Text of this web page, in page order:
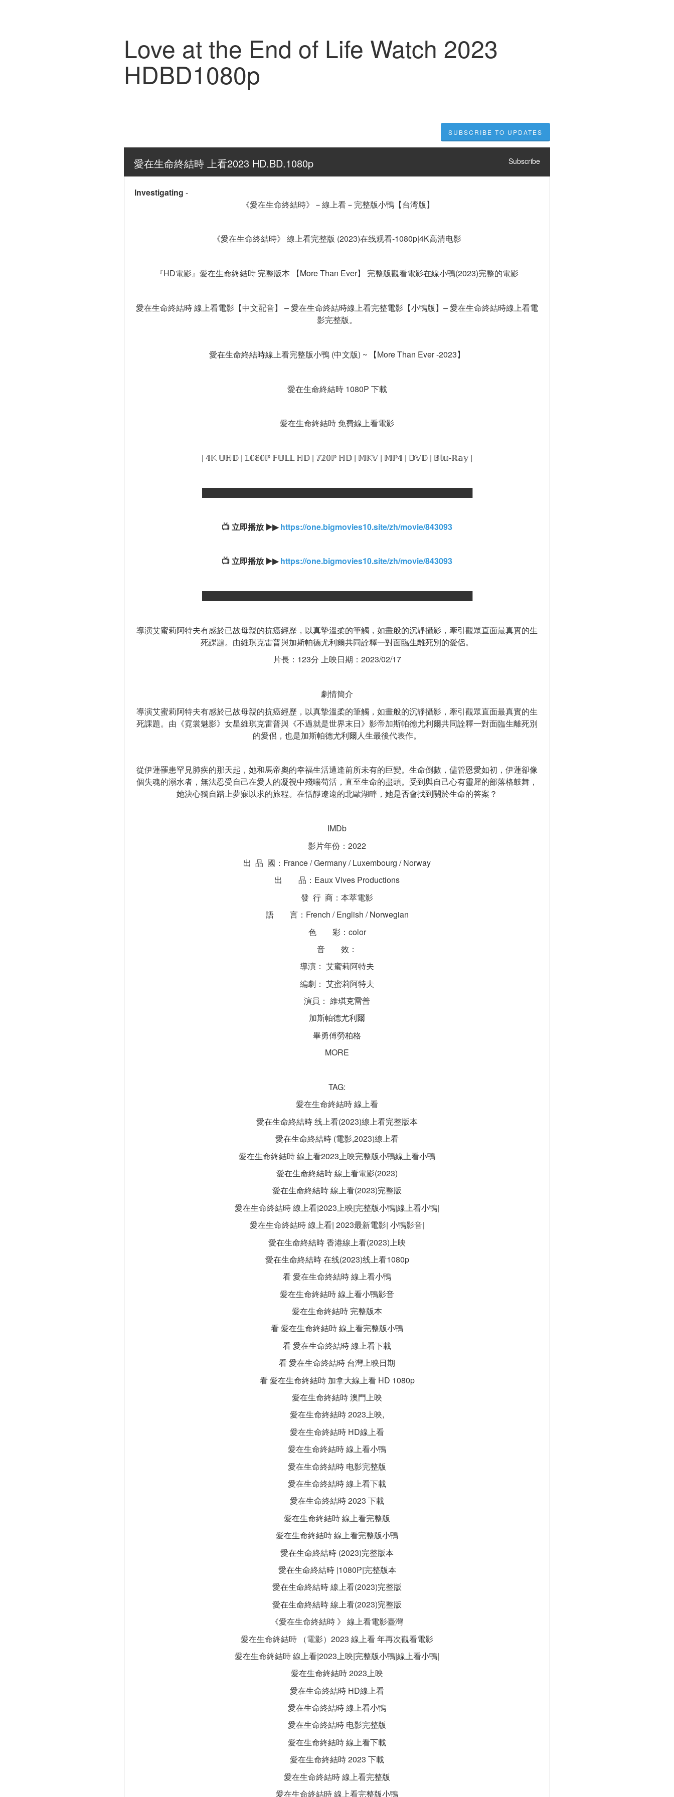
Love at the End of Life Watch 2023
HDBD1080p
SUBSCRIBE TO UPDATES
愛在生命終結時 上看2023 HD.BD.1080p Subscribe
Investigating -
《愛在生命終結時》－線上看－完整版小鴨【台湾版】
《愛在生命終結時》 線上看完整版 (2023)在线观看-1080p|4K高清电影
『HD電影』愛在生命終結時 完整版本 【More Than Ever】 完整版觀看電影在線小鴨(2023)完整的電影
愛在生命終結時 線上看電影【中文配音】 ‒ 愛在生命終結時線上看完整電影【小鴨版】‒ 愛在生命終結時線上看電
影完整版。
愛在生命終結時線上看完整版小鴨 (中文版) ~ 【More Than Ever -2023】
愛在生命終結時 1080P 下載
愛在生命終結時 免費線上看電影
| 𝟜𝕂 𝕌ℍ𝔻 | 𝟙𝟘𝟠𝟘ℙ 𝔽𝕌𝕃𝕃 ℍ𝔻 | 𝟟𝟚𝟘ℙ ℍ𝔻 | 𝕄𝕂𝕍 | 𝕄ℙ𝟜 | 𝔻𝕍𝔻 | 𝔹𝕝𝕦-ℝ𝕒𝕪 |
📺 立即播放 ▶️▶ https://one.bigmovies10.site/zh/movie/843093
📺 立即播放 ▶️▶ https://one.bigmovies10.site/zh/movie/843093
導演艾蜜莉阿特夫有感於已故母親的抗癌經歷，以真摯溫柔的筆觸，如畫般的沉靜攝影，牽引觀眾直面最真實的生
死課題。由維琪克雷普與加斯帕德尤利爾共同詮釋一對面臨生離死別的愛侶。
片長：123分 上映日期：2023/02/17
劇情簡介
導演艾蜜莉阿特夫有感於已故母親的抗癌經歷，以真摯溫柔的筆觸，如畫般的沉靜攝影，牽引觀眾直面最真實的生
死課題。由《霓裳魅影》女星維琪克雷普與《不過就是世界末日》影帝加斯帕德尤利爾共同詮釋一對面臨生離死別
的愛侶，也是加斯帕德尤利爾人生最後代表作。
從伊蓮罹患罕見肺疾的那天起，她和馬帝奧的幸福生活遭逢前所未有的巨變。生命倒數，儘管恩愛如初，伊蓮卻像
個失魂的溺水者，無法忍受自己在愛人的凝視中殘喘苟活，直至生命的盡頭。受到與自己心有靈犀的部落格鼓舞，
她決心獨自踏上夢寐以求的旅程。在恬靜遼遠的北歐湖畔，她是否會找到關於生命的答案？
IMDb
影片年份：2022
出  品  國：France / Germany / Luxembourg / Norway
出　　品：Eaux Vives Productions
發  行  商：本萃電影
語　　言：French / English / Norwegian
色　　彩：color
音　　效：
導演： 艾蜜莉阿特夫
編劇： 艾蜜莉阿特夫
演員： 維琪克雷普
加斯帕德尤利爾
畢勇傅勞柏格
MORE
TAG:
愛在生命終結時 線上看
愛在生命終結時 线上看(2023)線上看完整版本
愛在生命終結時 (電影,2023)線上看
愛在生命終結時 線上看2023上映完整版小鴨線上看小鴨
愛在生命終結時 線上看電影(2023)
愛在生命終結時 線上看(2023)完整版
愛在生命終結時 線上看|2023上映|完整版小鴨|線上看小鴨|
愛在生命終結時 線上看| 2023最新電影| 小鴨影音|
愛在生命終結時 香港線上看(2023)上映
愛在生命終結時 在线(2023)线上看1080p
看 愛在生命終結時 線上看小鴨
愛在生命終結時 線上看小鴨影音
愛在生命終結時 完整版本
看 愛在生命終結時 線上看完整版小鴨
看 愛在生命終結時 線上看下載
看 愛在生命終結時 台灣上映日期
看 愛在生命終結時 加拿大線上看 HD 1080p
愛在生命終結時 澳門上映
愛在生命終結時 2023上映,
愛在生命終結時 HD線上看
愛在生命終結時 線上看小鴨
愛在生命終結時 电影完整版
愛在生命終結時 線上看下載
愛在生命終結時 2023 下載
愛在生命終結時 線上看完整版
愛在生命終結時 線上看完整版小鴨
愛在生命終結時 (2023)完整版本
愛在生命終結時 |1080P|完整版本
愛在生命終結時 線上看(2023)完整版
愛在生命終結時 線上看(2023)完整版
《愛在生命終結時 》 線上看電影臺灣
愛在生命終結時 （電影）2023 線上看 年再次觀看電影
愛在生命終結時 線上看|2023上映|完整版小鴨|線上看小鴨|
愛在生命終結時 2023上映
愛在生命終結時 HD線上看
愛在生命終結時 線上看小鴨
愛在生命終結時 电影完整版
愛在生命終結時 線上看下載
愛在生命終結時 2023 下載
愛在生命終結時 線上看完整版
愛在生命終結時 線上看完整版小鴨